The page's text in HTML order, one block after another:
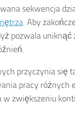
sekwencja
. Aby
pozwala uniknąć
przyczynia się
pracy różnych
zwiększeniu